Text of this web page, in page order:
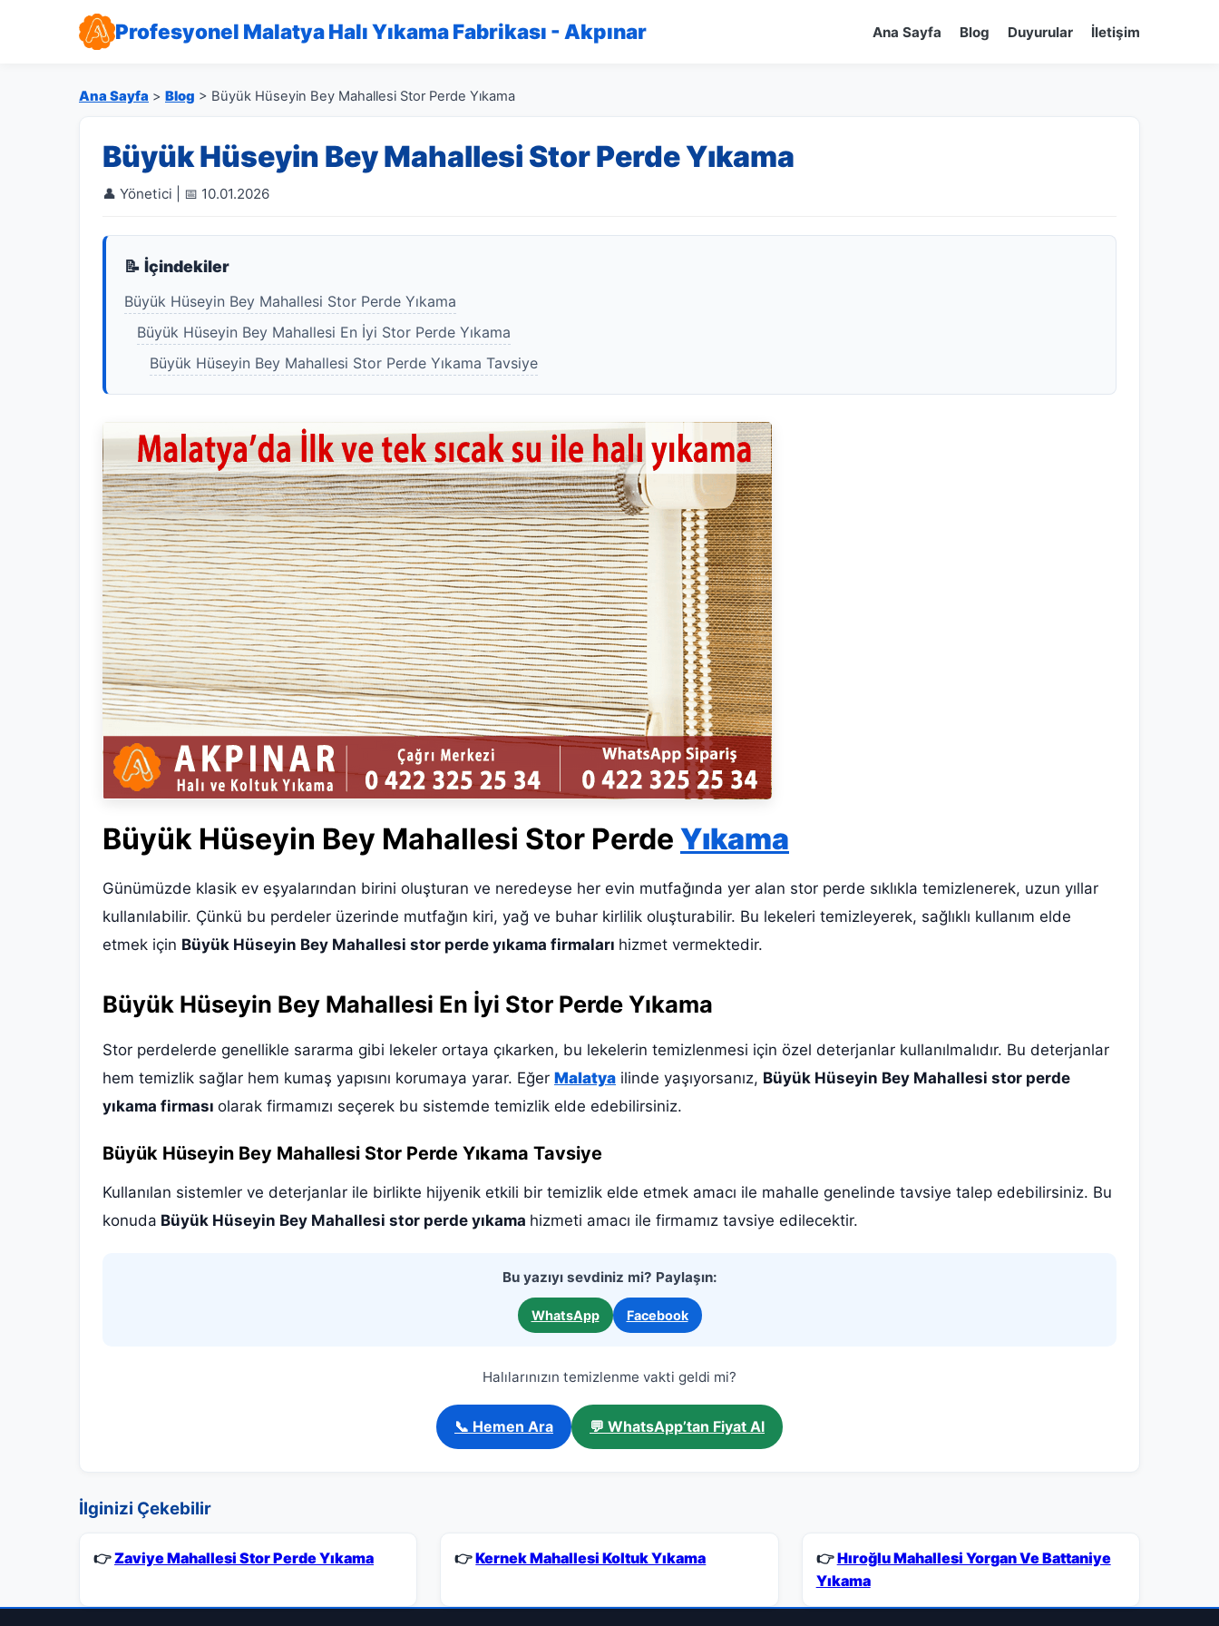
Profesyonel Malatya Halı Yıkama Fabrikası - Akpınar Ana Sayfa Blog Duyurular İletişim
Ana Sayfa > Blog > Büyük Hüseyin Bey Mahallesi Stor Perde Yıkama
Büyük Hüseyin Bey Mahallesi Stor Perde Yıkama
👤 Yönetici | 📅 10.01.2026
📝 İçindekiler
Büyük Hüseyin Bey Mahallesi Stor Perde Yıkama
Büyük Hüseyin Bey Mahallesi En İyi Stor Perde Yıkama
Büyük Hüseyin Bey Mahallesi Stor Perde Yıkama Tavsiye
Büyük Hüseyin Bey Mahallesi Stor Perde Yıkama
Günümüzde klasik ev eşyalarından birini oluşturan ve neredeyse her evin mutfağında yer alan stor perde sıklıkla temizlenerek, uzun yıllar
kullanılabilir. Çünkü bu perdeler üzerinde mutfağın kiri, yağ ve buhar kirlilik oluşturabilir. Bu lekeleri temizleyerek, sağlıklı kullanım elde
etmek için Büyük Hüseyin Bey Mahallesi stor perde yıkama firmaları hizmet vermektedir.
Büyük Hüseyin Bey Mahallesi En İyi Stor Perde Yıkama
Stor perdelerde genellikle sararma gibi lekeler ortaya çıkarken, bu lekelerin temizlenmesi için özel deterjanlar kullanılmalıdır. Bu deterjanlar
hem temizlik sağlar hem kumaş yapısını korumaya yarar. Eğer Malatya ilinde yaşıyorsanız, Büyük Hüseyin Bey Mahallesi stor perde
yıkama firması olarak firmamızı seçerek bu sistemde temizlik elde edebilirsiniz.
Büyük Hüseyin Bey Mahallesi Stor Perde Yıkama Tavsiye
Kullanılan sistemler ve deterjanlar ile birlikte hijyenik etkili bir temizlik elde etmek amacı ile mahalle genelinde tavsiye talep edebilirsiniz. Bu
konuda Büyük Hüseyin Bey Mahallesi stor perde yıkama hizmeti amacı ile firmamız tavsiye edilecektir.
Bu yazıyı sevdiniz mi? Paylaşın:
WhatsApp Facebook
Halılarınızın temizlenme vakti geldi mi?
📞 Hemen Ara 💬 WhatsApp’tan Fiyat Al
İlginizi Çekebilir
👉Zaviye Mahallesi Stor Perde Yıkama 👉Kernek Mahallesi Koltuk Yıkama 👉Hıroğlu Mahallesi Yorgan Ve Battaniye
Yıkama